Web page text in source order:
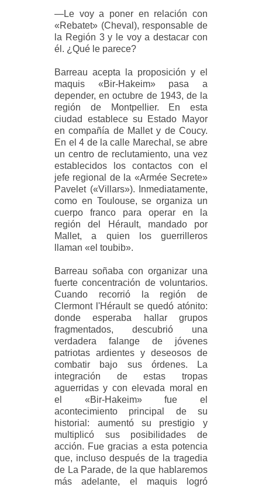
—Le voy a poner en relación con
«Rebatet» (Cheval), responsable de
la Región 3 y le voy a destacar con
él. ¿Qué le parece?
Barreau acepta la proposición y el
maquis «Bir-Hakeim» pasa a
depender, en octubre de 1943, de la
región de Montpellier. En esta
ciudad establece su Estado Mayor
en compañía de Mallet y de Coucy.
En el 4 de la calle Marechal, se abre
un centro de reclutamiento, una vez
establecidos los contactos con el
jefe regional de la «Armée Secrete»
Pavelet («Villars»). Inmediatamente,
como en Toulouse, se organiza un
cuerpo franco para operar en la
región del Hérault, mandado por
Mallet, a quien los guerrilleros
llaman «el toubib».
Barreau soñaba con organizar una
fuerte concentración de voluntarios.
Cuando recorrió la región de
Clermont l'Hérault se quedó atónito:
donde esperaba hallar grupos
fragmentados, descubrió una
verdadera falange de jóvenes
patriotas ardientes y deseosos de
combatir bajo sus órdenes. La
integración de estas tropas
aguerridas y con elevada moral en
el «Bir-Hakeim» fue el
acontecimiento principal de su
historial: aumentó su prestigio y
multiplicó sus posibilidades de
acción. Fue gracias a esta potencia
que, incluso después de la tragedia
de La Parade, de la que hablaremos
más adelante, el maquis logró